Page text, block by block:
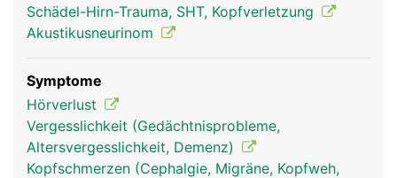
Stammhirn Frau Stammhirn Mann
Schädel-Hirn-Trauma, SHT, Kopfverletzung
Akustikusneurinom
Symptome
Hörverlust
Vergesslichkeit (Gedächtnisprobleme,
Altersvergesslichkeit, Demenz)
Kopfschmerzen (Cephalgie, Migräne, Kopfweh,